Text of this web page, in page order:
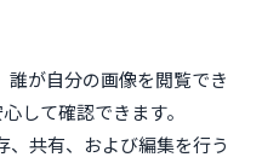
が自分の画像を閲覧でき
して確認できます。
共有、および編集を行う